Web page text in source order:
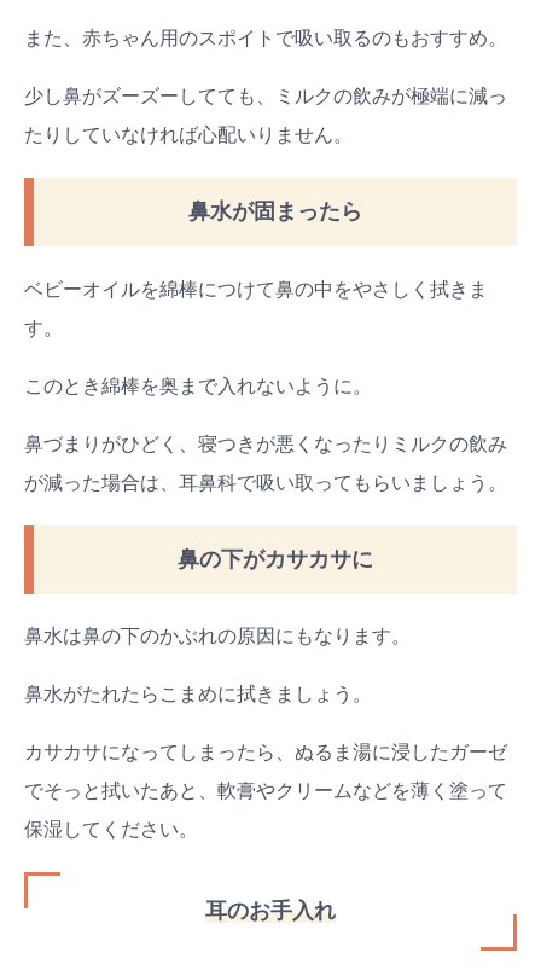
また、赤ちゃん用のスポイトで吸い取るのもおすすめ。
少し鼻がズーズーしてても、ミルクの飲みが極端に減っ
たりしていなければ心配いりません。
鼻水が固まったら
ベビーオイルを綿棒につけて鼻の中をやさしく拭きま
す。
このとき綿棒を奥まで入れないように。
鼻づまりがひどく、寝つきが悪くなったりミルクの飲み
が減った場合は、耳鼻科で吸い取ってもらいましょう。
鼻の下がカサカサに
鼻水は鼻の下のかぶれの原因にもなります。
鼻水がたれたらこまめに拭きましょう。
カサカサになってしまったら、ぬるま湯に浸したガーゼ
でそっと拭いたあと、軟膏やクリームなどを薄く塗って
保湿してください。
耳のお手入れ